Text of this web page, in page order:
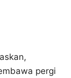
pergi